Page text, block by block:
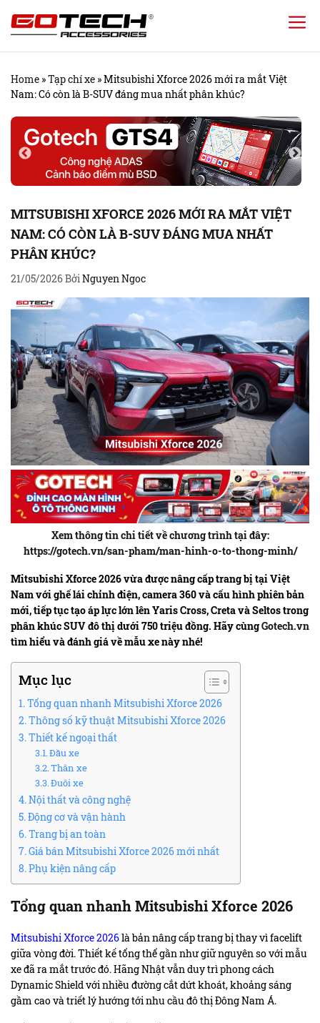
Chuyển
đến
dung
Home »Tạp chí xe »Mitsubishi Xforce 2026 mới ra mắt Việt
Nam: Có còn là B-SUV đáng mua nhất phân khúc?
MITSUBISHI XFORCE 2026 MỚI RA MẮT VIỆT
NAM: CÓ CÒN LÀ B-SUV ĐÁNG MUA NHẤT
PHÂN KHÚC?
21/05/2026BởiNguyen Ngoc
Xem thông tin chi tiết về chương trình tại đây:
https://gotech.vn/san-pham/man-hinh-o-to-thong-minh/
Mitsubishi Xforce 2026 vừa được nâng cấp trang bị tại Việt
Nam với ghế lái chỉnh điện, camera 360 và cấu hình phiên bản
mới, tiếp tục tạo áp lực lớn lên Yaris Cross, Creta và Seltos trong
phân khúc SUV đô thị dưới 750 triệu đồng. Hãy cùngGotech.vn
tìm hiểu và đánh giá về mẫu xe này nhé!
Mục lục
Tổng quan nhanh Mitsubishi Xforce 2026
Thông số kỹ thuật Mitsubishi Xforce 2026
Thiết kế ngoại thất
Đầu xe
Thân xe
Đuôi xe
Nội thất và công nghệ
Động cơ và vận hành
Trang bị an toàn
Giá bán Mitsubishi Xforce 2026 mới nhất
Phụ kiện nâng cấp
Tổng quan nhanh Mitsubishi Xforce 2026
Mitsubishi Xforce 2026là bản nâng cấp trang bị thay vì facelift
giữa vòng đời. Thiết kế tổng thể gần như giữ nguyên so với mẫu
xe đã ra mắt trước đó. Hãng Nhật vẫn duy trì phong cách
Dynamic Shield với nhiều đường cắt dứt khoát, khoảng sáng
gầm cao và triết lý hướng tới nhu cầu đô thị Đông Nam Á.